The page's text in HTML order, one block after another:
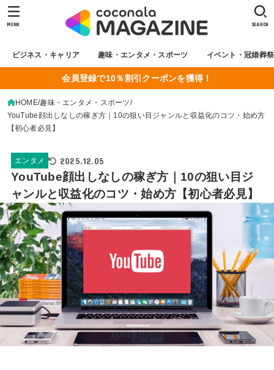
ビジネス・キャリア 趣味・エンタメ・スポーツ イベント・冠婚葬祭
SEARCH
MENU
会員登録で10％割引クーポンを獲得！
HOME 趣味・エンタメ・スポーツ
YouTube顔出しなしの稼ぎ方｜10の狙い目ジャンルと収益化のコツ・始め方
【初心者必見】
エンタメ 2025.12.05
YouTube顔出しなしの稼ぎ方｜10の狙い目ジ
ャンルと収益化のコツ・始め方【初心者必見】